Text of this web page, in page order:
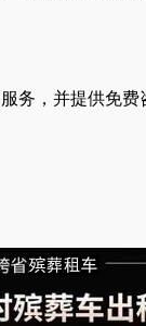
务，并提供免